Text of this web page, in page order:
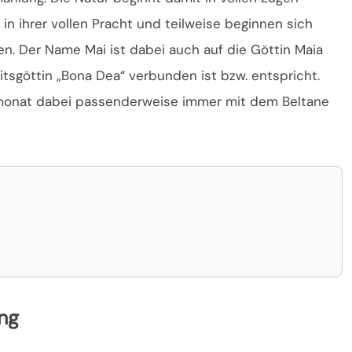
ihrer vollen Pracht und teilweise beginnen sich
Der Name Mai ist dabei auch auf die Göttin Maia
„Bona Dea“ verbunden ist bzw. entspricht.
dabei passenderweise immer mit dem Beltane